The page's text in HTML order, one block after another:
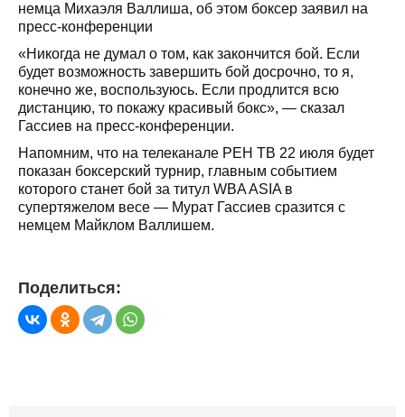
немца Михаэля Валлиша, об этом боксер заявил на
пресс-конференции
«Никогда не думал о том, как закончится бой. Если
будет возможность завершить бой досрочно, то я,
конечно же, воспользуюсь. Если продлится всю
дистанцию, то покажу красивый бокс», — сказал
Гассиев на пресс-конференции.
Напомним, что на телеканале РЕН ТВ 22 июля будет
показан боксерский турнир, главным событием
которого станет бой за титул WBA ASIA в
супертяжелом весе — Мурат Гассиев сразится с
немцем Майклом Валлишем.
Поделиться: